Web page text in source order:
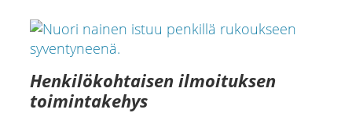
Henkilökohtaisen ilmoituksen
toimintakehys